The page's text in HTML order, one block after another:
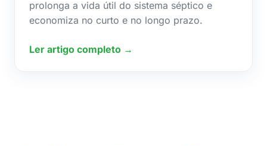
prolonga a vida útil do sistema séptico e
economiza no curto e no longo prazo.
Ler artigo completo →